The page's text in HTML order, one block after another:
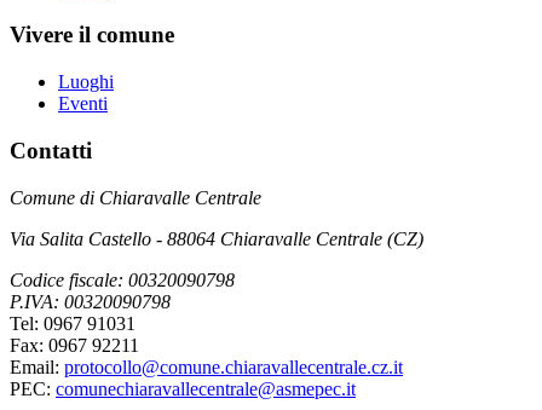
Vivere il comune
Luoghi
Eventi
Contatti
Comune di Chiaravalle Centrale
Via Salita Castello - 88064 Chiaravalle Centrale (CZ)
Codice fiscale: 00320090798
P.IVA: 00320090798
Tel: 0967 91031
Fax: 0967 92211
Email: protocollo@comune.chiaravallecentrale.cz.it
PEC: comunechiaravallecentrale@asmepec.it